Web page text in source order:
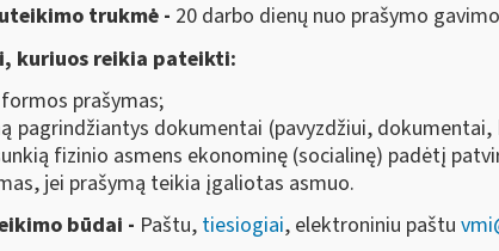
trukmė - 20 darbo dienų nuo prašymo
kuriuos reikia pateikti:
prašymas;
pagrindžiantys dokumentai (pavyzdžiui,
fizinio asmens ekonominę (socialinę) padėtį
jei prašymą teikia įgaliotas asmuo.
būdai - Paštu, tiesiogiai, elektroniniu paštu